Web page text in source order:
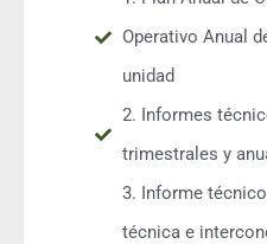
Operativo Anual
unidad
2. Informes
trimestrales y
3. Informe
técnica e